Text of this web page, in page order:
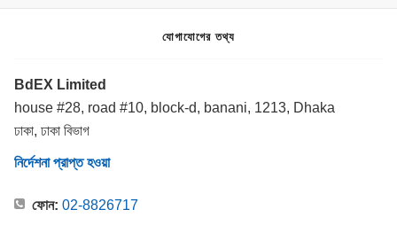
যোগাযোগের তথ্য
BdEX Limited
house #28, road #10, block-d, banani, 1213, Dhaka
ঢাকা, ঢাকা বিভাগ
নির্দেশনা প্রাপ্ত হওয়া
ফোন: 02-8826717